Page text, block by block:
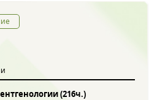
(216ч.)